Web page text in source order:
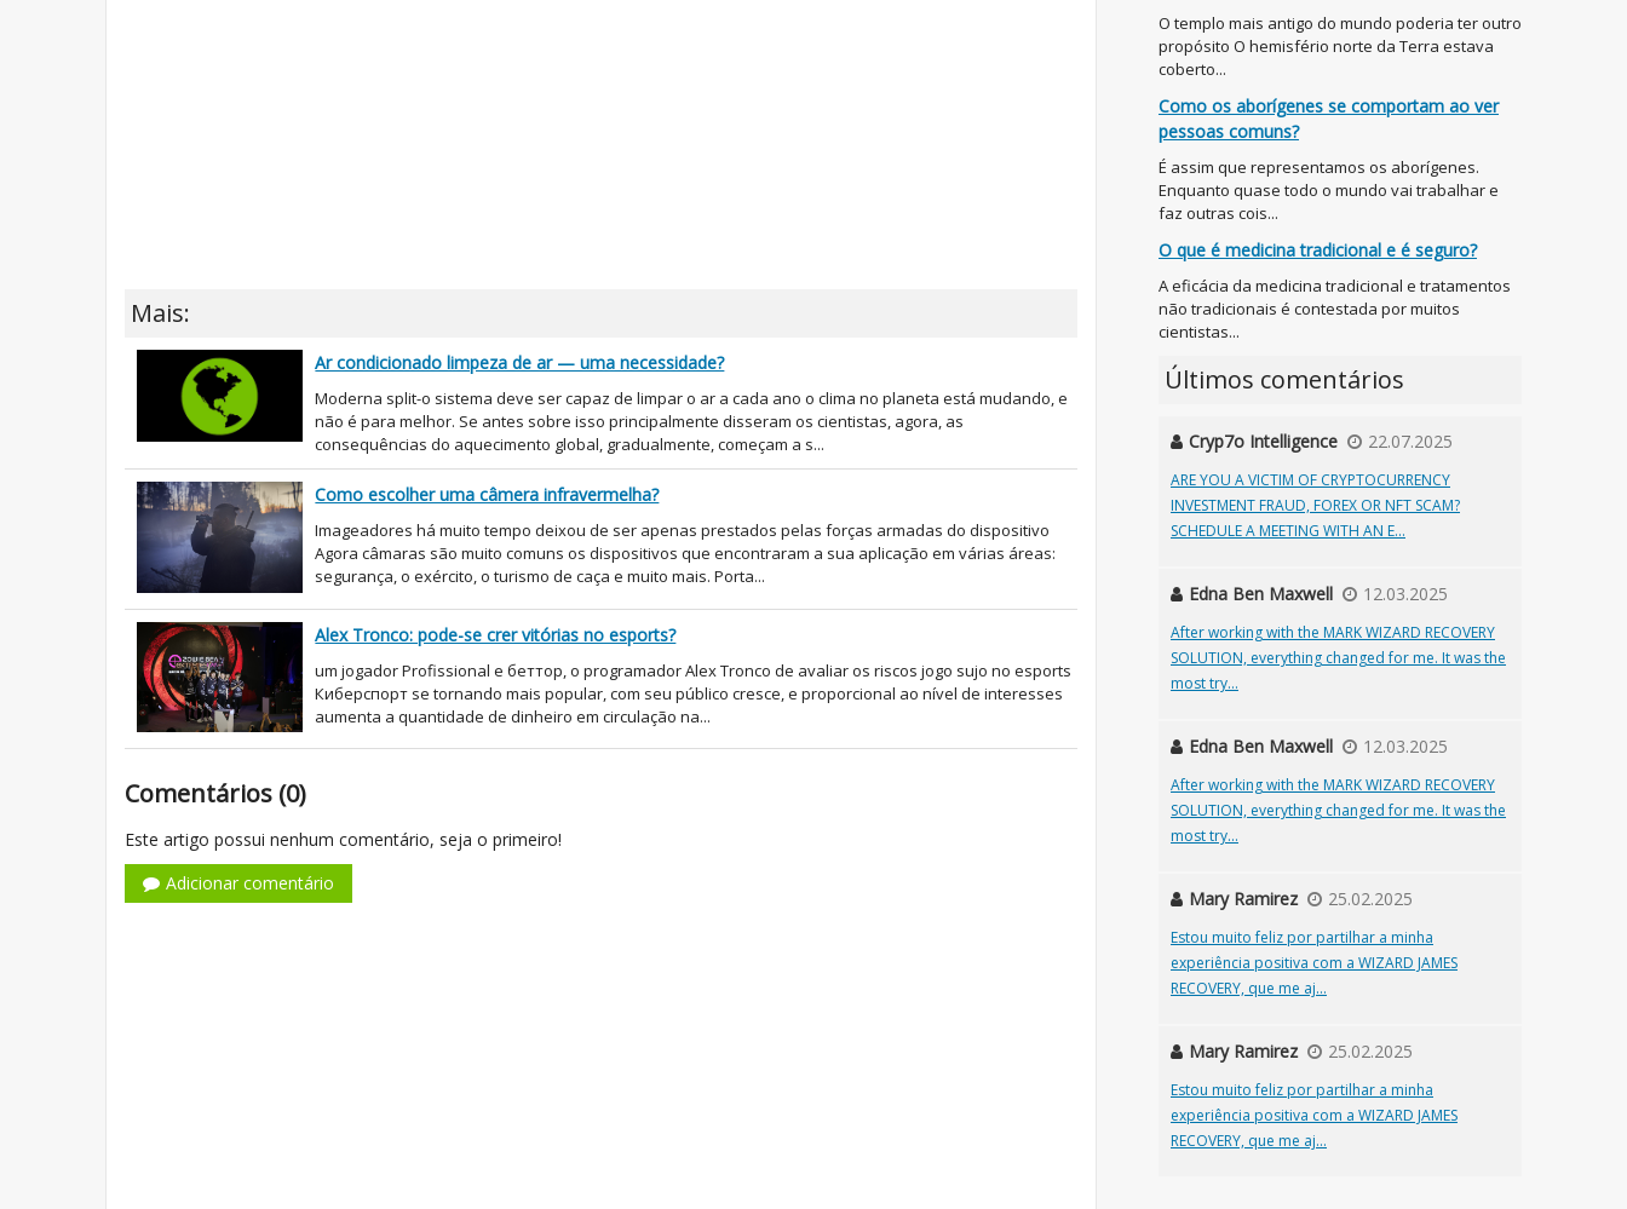
Mais:
Ar condicionado limpeza de ar — uma necessidade?
Moderna split-o sistema deve ser capaz de limpar o ar a cada ano o clima no planeta está mudando, e
não é para melhor. Se antes sobre isso principalmente disseram os cientistas, agora, as
consequências do aquecimento global, gradualmente, começam a s...
Como escolher uma câmera infravermelha?
Imageadores há muito tempo deixou de ser apenas prestados pelas forças armadas do dispositivo
Agora câmaras são muito comuns os dispositivos que encontraram a sua aplicação em várias áreas:
segurança, o exército, o turismo de caça e muito mais. Porta...
Alex Tronco: pode-se crer vitórias no esports?
um jogador Profissional e беттор, o programador Alex Tronco de avaliar os riscos jogo sujo no esports
Киберспорт se tornando mais popular, com seu público cresce, e proporcional ao nível de interesses
aumenta a quantidade de dinheiro em circulação na...
Comentários (0)
Este artigo possui nenhum comentário, seja o primeiro!
Adicionar comentário
O templo mais antigo do mundo poderia ter outro
propósito O hemisfério norte da Terra estava
coberto...
Como os aborígenes se comportam ao ver
pessoas comuns?
É assim que representamos os aborígenes.
Enquanto quase todo o mundo vai trabalhar e
faz outras cois...
O que é medicina tradicional e é seguro?
A eficácia da medicina tradicional e tratamentos
não tradicionais é contestada por muitos
cientistas...
Últimos comentários
Cryp7o Intelligence 22.07.2025
ARE YOU A VICTIM OF CRYPTOCURRENCY
INVESTMENT FRAUD, FOREX OR NFT SCAM?
SCHEDULE A MEETING WITH AN E...
Edna Ben Maxwell 12.03.2025
After working with the MARK WIZARD RECOVERY
SOLUTION, everything changed for me. It was the
most try...
Edna Ben Maxwell 12.03.2025
After working with the MARK WIZARD RECOVERY
SOLUTION, everything changed for me. It was the
most try...
Mary Ramirez 25.02.2025
Estou muito feliz por partilhar a minha
experiência positiva com a WIZARD JAMES
RECOVERY, que me aj...
Mary Ramirez 25.02.2025
Estou muito feliz por partilhar a minha
experiência positiva com a WIZARD JAMES
RECOVERY, que me aj...